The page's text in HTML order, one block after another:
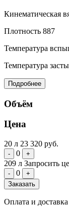
Кинематическая
Плотность 887
Температура
Температура
Подробнее
Объём
Цена
20 л 23 320 руб.
- 0 +
209 л Запросить
- 0
+
Заказать
Оплата и